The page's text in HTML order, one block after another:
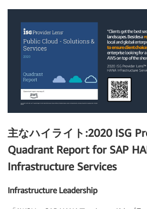
主なハイライト:2020 ISG
Quadrant Report for SAP
Infrastructure Services
Infrastructure Leadership